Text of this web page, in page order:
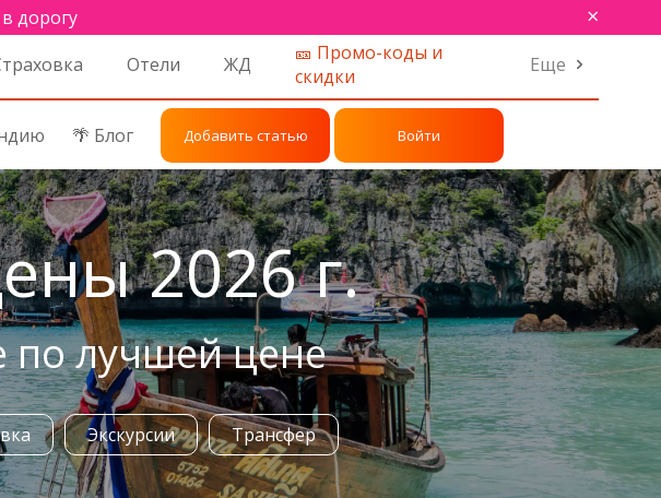
дорогу ×
Отели ЖД
🎫 Промо-коды и
скидки
Еще
🌴 Блог Добавить статью Войти
2026 г.
по лучшей цене
Экскурсии Трансфер